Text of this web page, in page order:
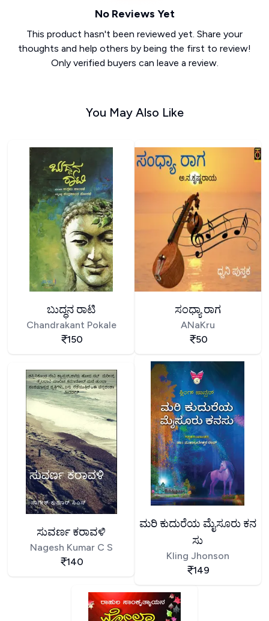
No Reviews Yet
This product hasn't been reviewed yet. Share your
thoughts and help others by being the first to review!
Only verified buyers can leave a review.
You May Also Like
ಬುದ್ಧನ ರಾಟಿ
Chandrakant Pokale
150
ಸಂಧ್ಯಾ ರಾಗ
ANaKru
50
ಸುವರ್ಣ ಕರಾವಳಿ
Nagesh Kumar C S
140
ಮರಿ ಕುದುರೆಯ ಮೈಸೂರು ಕನ
ಸು
Kling Jhonson
149